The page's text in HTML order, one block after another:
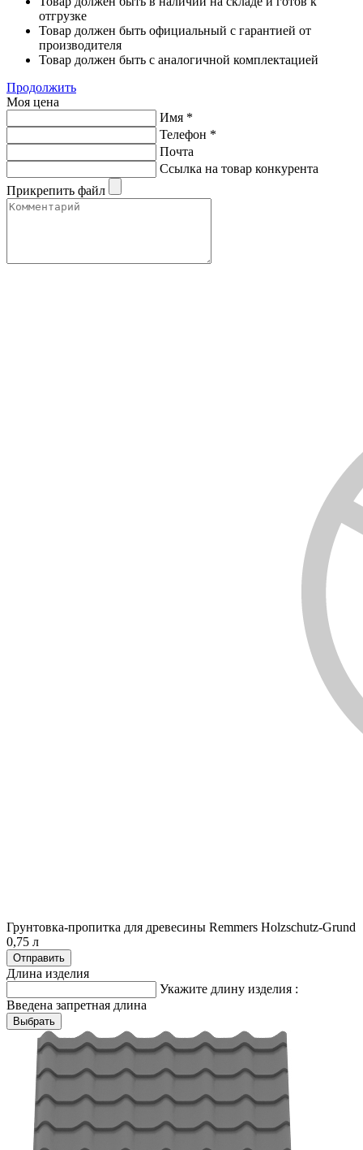
отгрузке
Товар должен быть официальный с гарантией от
производителя
Товар должен быть с аналогичной комплектацией
Продолжить
Моя цена
Имя *
Телефон *
Почта
Ссылка на товар конкурента
Прикрепить файл
Грунтовка-пропитка для древесины Remmers Holzschutz-Grund
0,75 л
Длина изделия
Укажите длину изделия :
Введена запретная длина